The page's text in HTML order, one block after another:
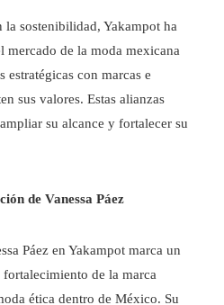
la sostenibilidad, Yakampot ha
mercado de la moda mexicana
estratégicas con marcas e
sus valores. Estas alianzas
su alcance y fortalecer su
de Vanessa Páez
Páez en Yakampot marca un
de la marca
ética dentro de México. Su